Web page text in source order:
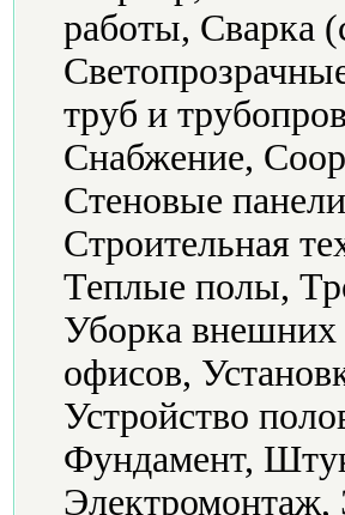
работы, Сварка
труб и
Снабжение,
Стеновые
Строительная
Теплые полы,
Уборка внешних
офисов,
Устройство
Фундамент,
Электромонтаж,